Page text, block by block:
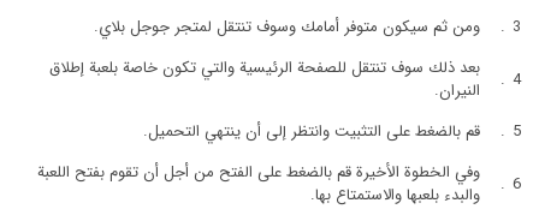
ومن ثم سيكون متوفر أمامك وسوف تنتقل لمتجر جوجل بلاي.
بعد ذلك سوف تنتقل للصفحة الرئيسية والتي تكون خاصة بلعبة إطلاق
النيران.
قم بالضغط على التثبيت وانتظر إلى أن ينتهي التحميل.
وفي الخطوة الأخيرة قم بالضغط على الفتح من أجل أن تقوم بفتح اللعبة
والبدء بلعبها والاستمتاع بها.